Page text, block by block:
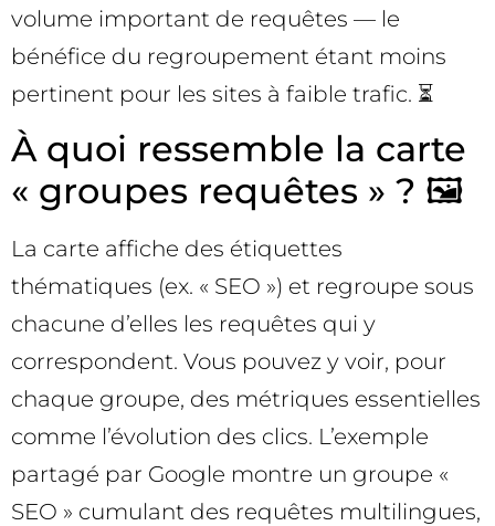
volume important de requêtes — le
bénéfice du regroupement étant moins
pertinent pour les sites à faible trafic. ⏳
À quoi ressemble la carte
« groupes requêtes » ? 🖼️
La carte affiche des étiquettes
thématiques (ex. « SEO ») et regroupe sous
chacune d’elles les requêtes qui y
correspondent. Vous pouvez y voir, pour
chaque groupe, des métriques essentielles
comme l’évolution des clics. L’exemple
partagé par Google montre un groupe «
SEO » cumulant des requêtes multilingues,